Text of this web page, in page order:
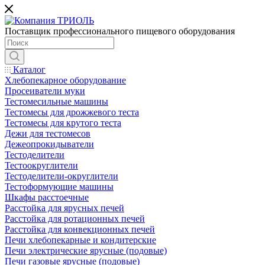
Поставщик профессионального пищевого оборудования
Каталог
Хлебопекарное оборудование
Просеиватели муки
Тестомесильные машины
Тестомесы для дрожжевого теста
Тестомесы для крутого теста
Дежи для тестомесов
Дежеопрокидыватели
Тестоделители
Тестоокруглители
Тестоделители-округлители
Тестоформующие машины
Шкафы расстоечные
Расстойка для ярусных печей
Расстойка для ротационных печей
Расстойка для конвекционных печей
Печи хлебопекарные и кондитерские
Печи электрические ярусные (подовые)
Печи газовые ярусные (подовые)